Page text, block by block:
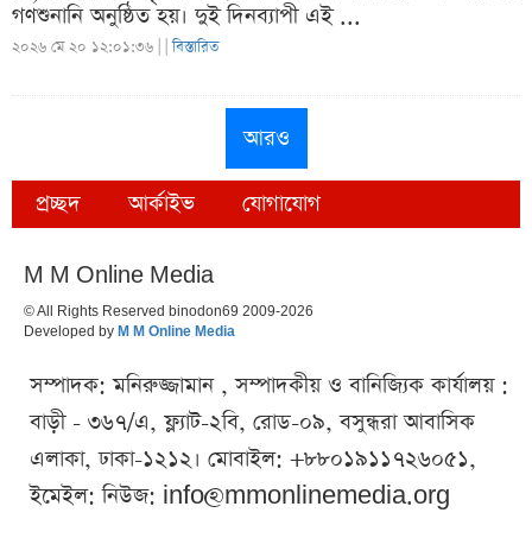
গণশুনানি অনুষ্ঠিত হয়। দুই দিনব্যাপী এই ...
২০২৬ মে ২০ ১২:০১:৩৬ | |বিস্তারিত
আরও
প্রচ্ছদ আর্কাইভ যোগাযোগ
M M Online Media
© All Rights Reserved binodon69 2009-2026
Developed by M M Online Media
সম্পাদক: মনিরুজ্জামান , সম্পাদকীয় ও বানিজ্যিক কার্যালয় :
বাড়ী - ৩৬৭/এ, ফ্ল্যাট-২বি, রোড-০৯, বসুন্ধরা আবাসিক
এলাকা, ঢাকা-১২১২। মোবাইল: +৮৮০১৯১১৭২৬০৫১,
ইমেইল: নিউজ: info@mmonlinemedia.org